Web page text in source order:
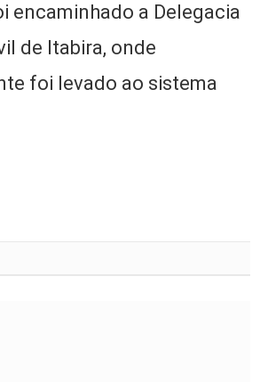
encaminhado a Delegacia
de Itabira, onde
foi levado ao sistema